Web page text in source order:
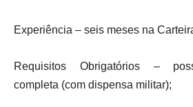
Experiência – seis meses na
Requisitos Obrigatórios –
completa (com dispensa militar);